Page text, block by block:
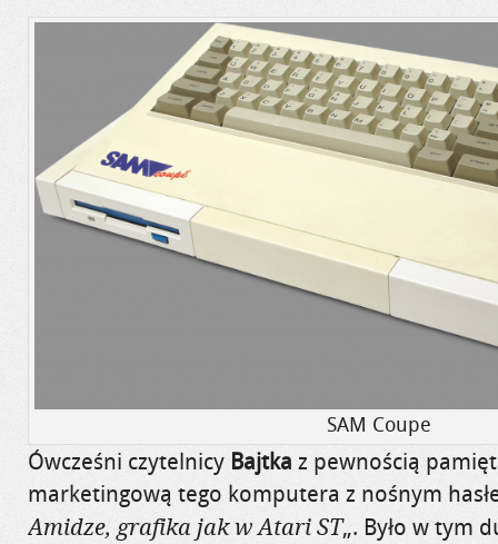
SAM Coupe
Ówcześni czytelnicy Bajtka z pewnością
marketingową tego komputera z nośnym
Amidze, grafika jak w Atari ST„. Było w tym